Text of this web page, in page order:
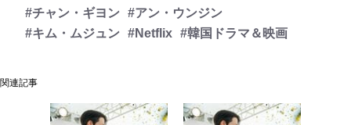
#チャン・ギヨン #アン・ウンジン
#キム・ムジュン #Netflix #韓国ドラマ＆映画
関連記事